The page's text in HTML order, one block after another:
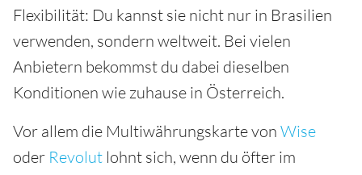
Flexibilität: Du kannst sie nicht nur in Brasilien
verwenden, sondern weltweit. Bei vielen
Anbietern bekommst du dabei dieselben
Konditionen wie zuhause in Österreich.
Vor allem die Multiwährungskarte von Wise
oder Revolut lohnt sich, wenn du öfter im